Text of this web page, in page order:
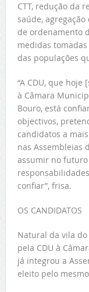
CTT, redução da
saúde,
de ordenamento
medidas
das populações
“A CDU, que
à Câmara
Bouro, está
objectivos,
candidatos a
nas Assembleias
assumir no
confiar”, frisa.
OS CANDIDATOS
Natural da vila do
pela CDU à
já integrou a
eleito pelo